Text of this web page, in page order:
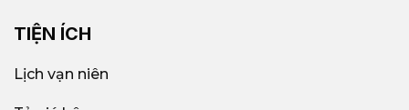
TIỆN ÍCH
Lịch vạn niên